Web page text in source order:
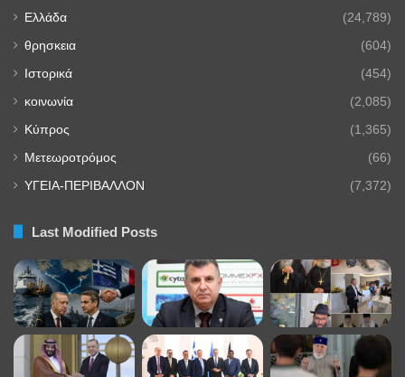
Ελλάδα (24,789)
θρησκεια (604)
Ιστορικά (454)
κοινωνία (2,085)
Κύπρος (1,365)
Μετεωροτρόμος (66)
ΥΓΕΙΑ-ΠΕΡΙΒΑΛΛΟΝ (7,372)
Last Modified Posts